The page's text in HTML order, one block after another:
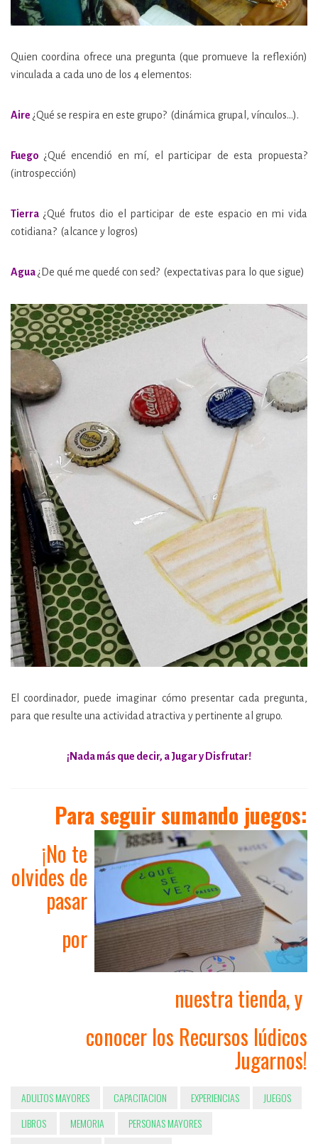
Quien coordina ofrece una pregunta (que promueve la reflexión)
vinculada a cada uno de los 4 elementos:
Aire ¿Qué se respira en este grupo? (dinámica grupal, vínculos…).
Fuego ¿Qué encendió en mí, el participar de esta propuesta?
(introspección)
Tierra ¿Qué frutos dio el participar de este espacio en mi vida
cotidiana? (alcance y logros)
Agua¿De qué me quedé con sed? (expectativas para lo que sigue)
El coordinador, puede imaginar cómo presentar cada pregunta,
para que resulte una actividad atractiva y pertinente al grupo.
¡Nada más que decir, a Jugar y Disfrutar!
Para seguir sumando juegos:
¡No te
olvides de
pasar
por
nuestratienda, y
conocer los Recursos lúdicos
Jugarnos!
ADULTOS MAYORES CAPACITACION EXPERIENCIAS
JUEGOS
LIBROS
MEMORIA
PERSONAS MAYORES